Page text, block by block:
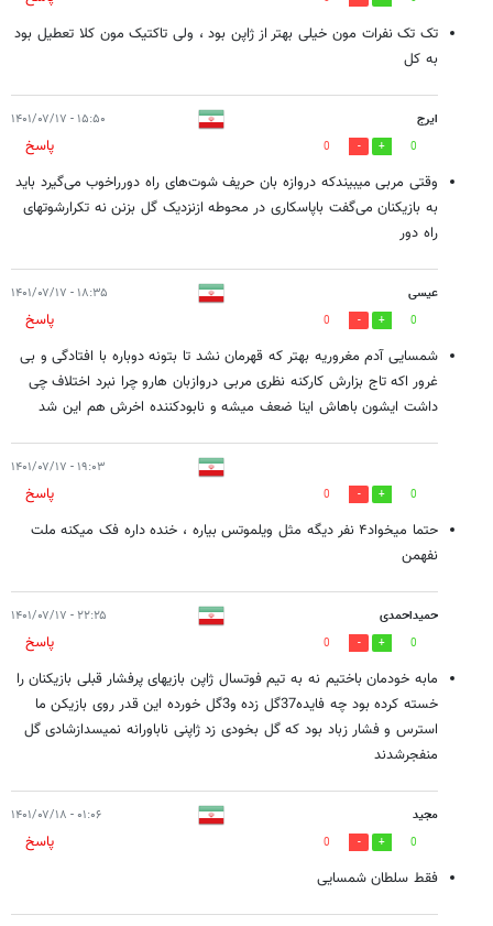
تک تک نفرات مون خیلی بهتر از ژاپن بود ، ولی تاکتیک مون کلا تعطیل بود
به کل
ایرج ۱۵:۵۰ - ۱۴۰۱/۰۷/۱۷
0
0
پاسخ
وقتی مربی میبیندکه دروازه بان حریف شوت‌های راه دورراخوب می‌گیرد باید
به بازیکنان می‌گفت باپاسکاری در محوطه ازنزدیک گل بزنن نه تکرارشوتهای
راه دور
عیسی ۱۸:۳۵ - ۱۴۰۱/۰۷/۱۷
0
0
پاسخ
شمسایی آدم مغروریه بهتر که قهرمان نشد تا بتونه دوباره با افتادگی و بی
غرور اکه تاج بزارش کارکنه نظری مربی دروازبان هارو چرا نبرد اختلاف چی
داشت ایشون باهاش اینا ضعف میشه و نابودکننده اخرش هم این شد
۱۹:۰۳ - ۱۴۰۱/۰۷/۱۷
0
0
پاسخ
حتما میخواد۴ نفر دیگه مثل ویلموتس بیاره ، خنده داره فک میکنه ملت
نفهمن
حمیداحمدی ۲۲:۲۵ - ۱۴۰۱/۰۷/۱۷
0
0
پاسخ
مابه خودمان باختیم نه به تیم فوتسال ژاپن بازیهای پرفشار قبلی بازیکنان را
خسته کرده بود چه فایده37گل زده و3گل خورده این قدر روی بازیکن ما
استرس و فشار زباد بود که گل بخودی زد ژاپنی ناباورانه نمیسدازشادی گل
منفجرشدند
مجید ۰۱:۰۶ - ۱۴۰۱/۰۷/۱۸
0
0
پاسخ
فقط سلطان شمسایی